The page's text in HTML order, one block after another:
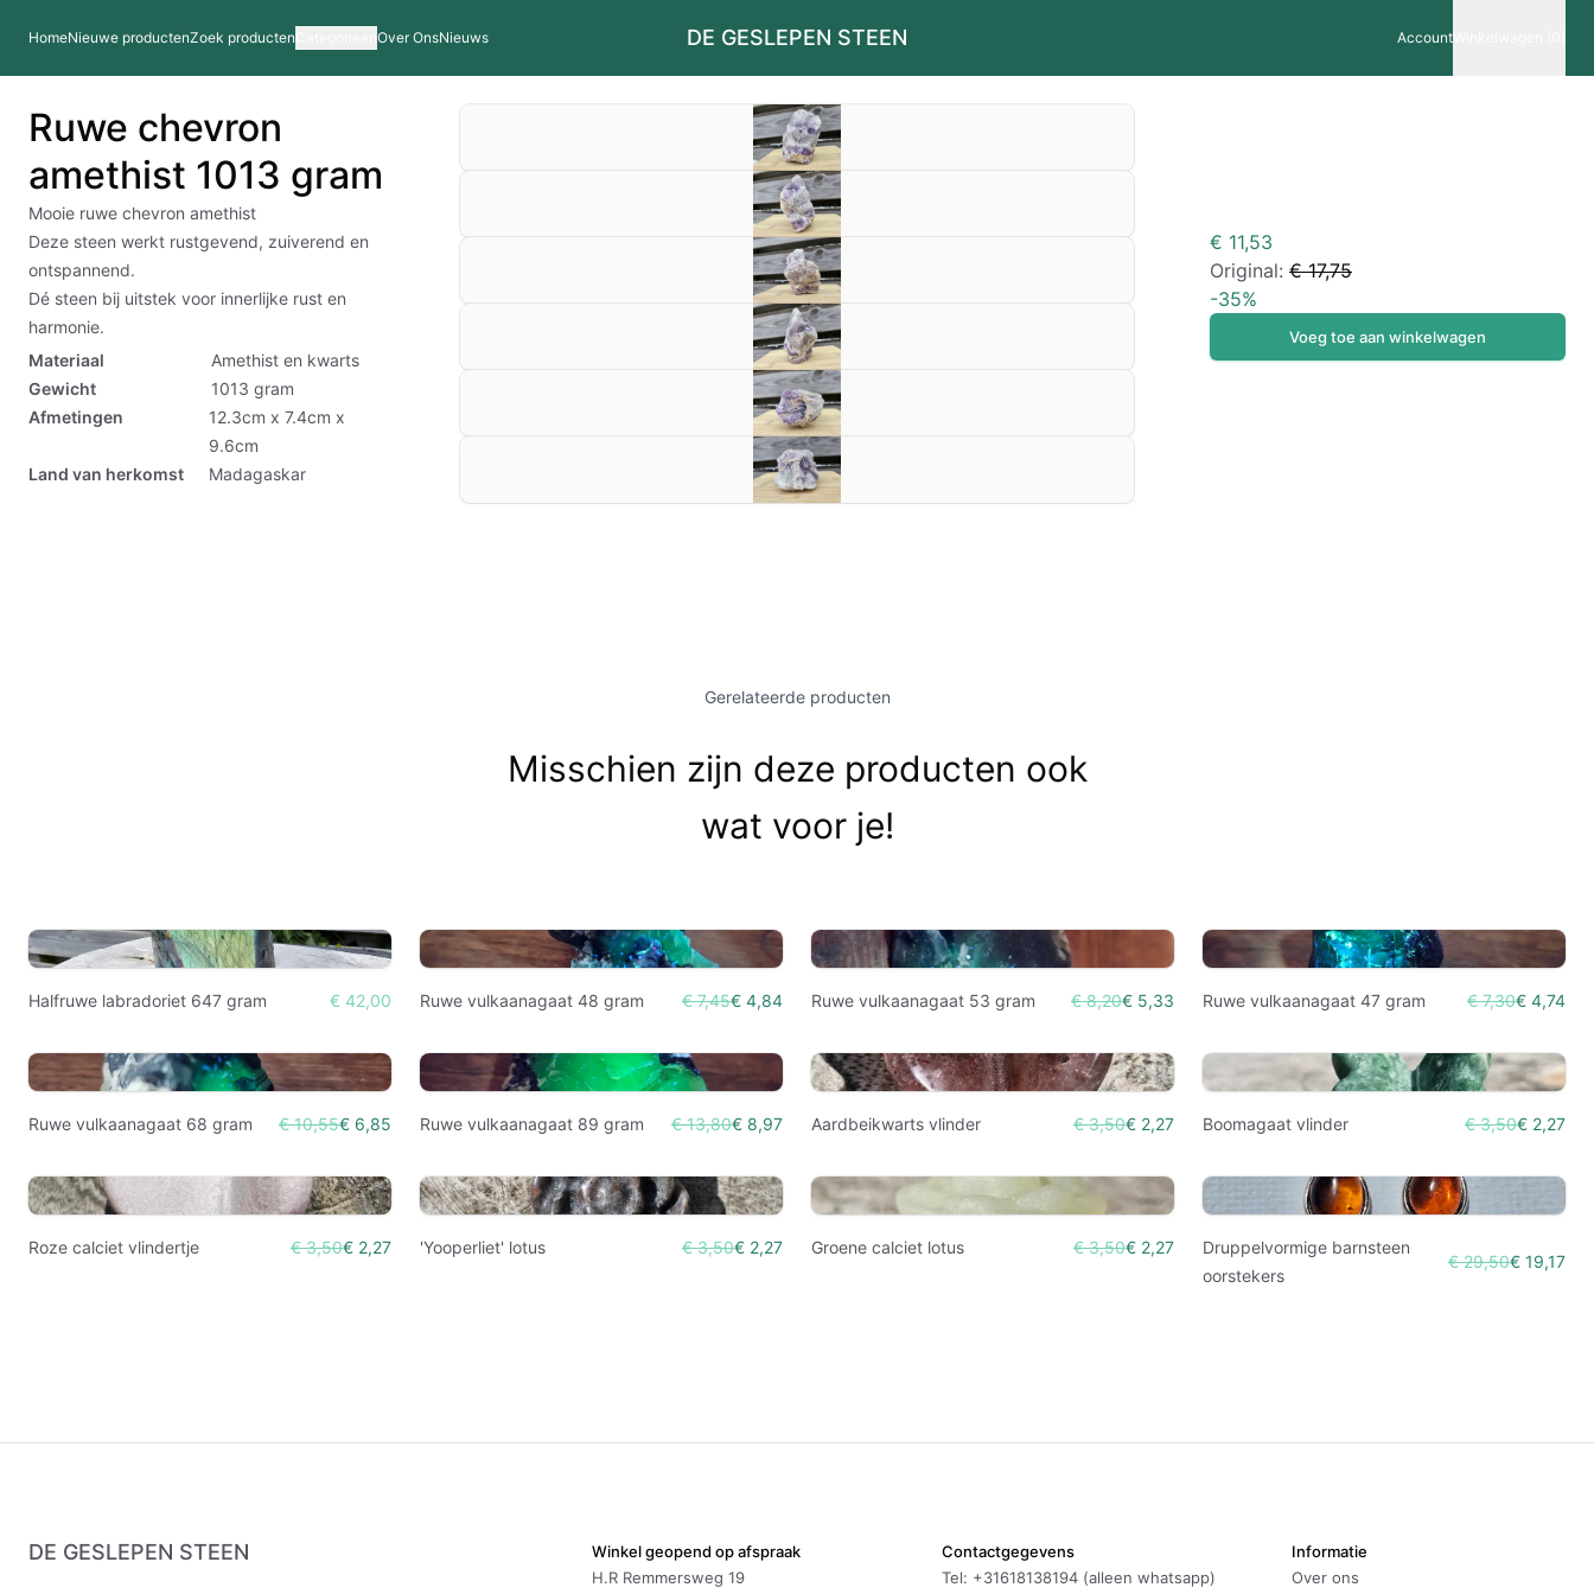
HomeNieuwe productenZoek producten Over OnsNieuws DE GESLEPEN STEEN Account
Ruwe chevron
amethist 1013 gram
Mooie ruwe chevron amethist
Deze steen werkt rustgevend, zuiverend en
ontspannend.
Dé steen bij uitstek voor innerlijke rust en
harmonie.
Materiaal
Amethist en kwarts
Gewicht
1013 gram
Afmetingen
12.3cm x 7.4cm x
9.6cm
Land van herkomst
Madagaskar
€ 11,53
Original: € 17,75
-35%
Voeg toe aan winkelwagen
Gerelateerde producten
Misschien zijn deze producten ook
wat voor je!
Halfruwe labradoriet 647 gram € 42,00 Ruwe vulkaanagaat 48 gram € 7,45€ 4,84 Ruwe vulkaanagaat 53 gram € 8,20€ 5,33 Ruwe vulkaanagaat 47 gram € 7,30€ 4,74
Ruwe vulkaanagaat 68 gram € 10,55€ 6,85 Ruwe vulkaanagaat 89 gram € 13,80€ 8,97 Aardbeikwarts vlinder € 3,50€ 2,27 Boomagaat vlinder € 3,50€ 2,27
Roze calciet vlindertje € 3,50€ 2,27 'Yooperliet' lotus € 3,50€ 2,27 Groene calciet lotus € 3,50€ 2,27
Druppelvormige barnsteen
oorstekers
€ 29,50€ 19,17
DE GESLEPEN STEEN
Winkel geopend op afspraak
H.R Remmersweg 19
Contactgegevens
Tel: +31618138194 (alleen whatsapp)
Informatie
Over ons